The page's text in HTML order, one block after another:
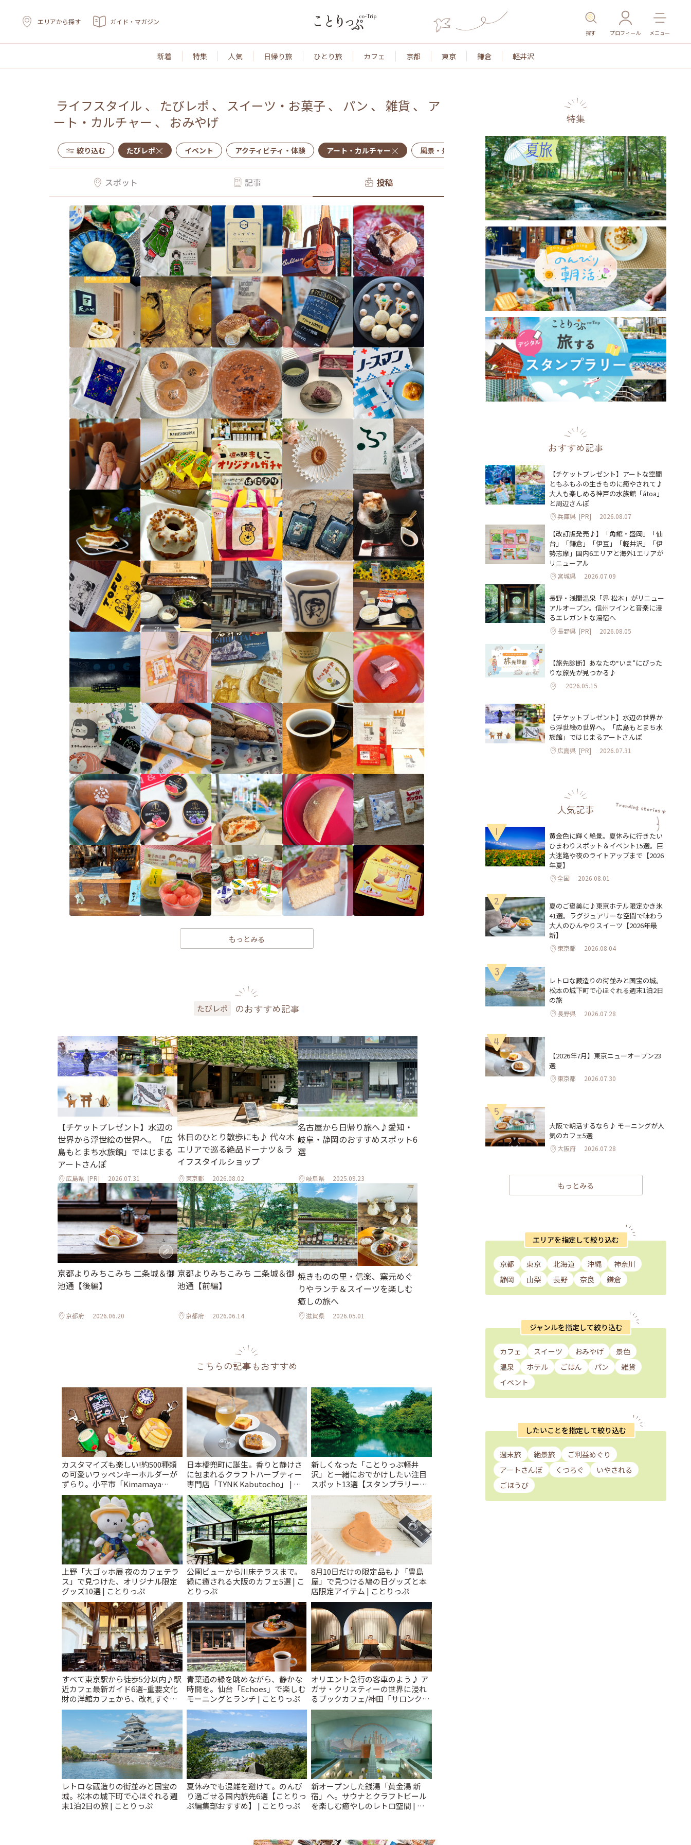
エリアから探す ガイド・マガジン
探す プロフィール メニュー
新着 特集 人気 日帰り旅 ひとり旅 カフェ 京都 東京 鎌倉 軽井沢
ライフスタイル 、 たびレポ 、 スイーツ・お菓子 、 パン 、 雑貨 、 ア
ート・カルチャー 、 おみやげ
絞り込む たびレポ イベント アクティビティ・体験 アート・カルチャー 風景・景色 名所・旧跡 温泉・スパ その他施設 ごはん
スポット 記事 投稿
もっとみる
たびレポ のおすすめ記事
【チケットプレゼント】水辺の
世界から浮世絵の世界へ。「広
島もとまち水族館」ではじまる
アートさんぽ
広島県 [PR] 2026.07.31
休日のひとり散歩にも♪ 代々木
エリアで巡る絶品ドーナツ＆ラ
イフスタイルショップ
東京都 2026.08.02
名古屋から日帰り旅へ♪愛知・
岐阜・静岡のおすすめスポット6
選
岐阜県 2025.09.23
京都よりみちこみち 二条城＆御
池通【後編】
京都府 2026.06.20
京都よりみちこみち 二条城＆御
池通【前編】
京都府 2026.06.14
焼きものの里・信楽、窯元めぐ
りやランチ＆スイーツを楽しむ
癒しの旅へ
滋賀県 2026.05.01
こちらの記事もおすすめ
カスタマイズも楽しい!約500種類
の可愛いワッペンキーホルダーが
ずらり。小平市「Kimamaya
T&K」 | ことりっぷ
日本橋兜町に誕生。香りと静けさ
に包まれるクラフトハーブティー
専門店「TYNK Kabutocho」 | こ
とりっぷ
新しくなった「ことりっぷ軽井
沢」と一緒におでかけしたい注目
スポット13選【スタンプラリー開
催中】 | ことりっぷ
上野「大ゴッホ展 夜のカフェテラ
ス」で見つけた、オリジナル限定
グッズ10選 | ことりっぷ
公園ビューから川床テラスまで。
緑に癒される大阪のカフェ5選 | こ
とりっぷ
8月10日だけの限定品も♪「豊島
屋」で見つける鳩の日グッズと本
店限定アイテム | ことりっぷ
すべて東京駅から徒歩5分以内♪駅
近カフェ最新ガイド6選~重要文化
財の洋館カフェから、改札すぐの
レトロ喫茶まで~ | ことりっぷ
青葉通の緑を眺めながら、静かな
時間を。仙台「Echoes」で楽しむ
モーニングとランチ | ことりっぷ
オリエント急行の客車のよう♪ ア
ガサ・クリスティーの世界に浸れ
るブックカフェ/神田「サロンクリ
スティ」 | ことりっぷ
レトロな蔵造りの街並みと国宝の
城。松本の城下町で心ほぐれる週
末1泊2日の旅 | ことりっぷ
夏休みでも混雑を避けて。のんび
り過ごせる国内旅先6選【ことりっ
ぷ編集部おすすめ】 | ことりっぷ
新オープンした銭湯「黄金湯 新
宿」へ。サウナとクラフトビール
を楽しむ癒やしのレトロ空間 | こ
特集
おすすめ記事
【チケットプレゼント】アートな空間
ともふもふの生きものに癒やされて♪
大人も楽しめる神戸の水族館「átoa」
と周辺さんぽ
兵庫県 [PR] 2026.08.07
【改訂版発売♪】「角館・盛岡」「仙
台」「鎌倉」「伊豆」「軽井沢」「伊
勢志摩」国内6エリアと海外1エリアが
リニューアル
宮城県 2026.07.09
長野・浅間温泉「界 松本」がリニュー
アルオープン。信州ワインと音楽に浸
るエレガントな湯宿へ
長野県 [PR] 2026.08.05
【旅先診断】あなたの“いま”にぴった
りな旅先が見つかる♪
2026.05.15
【チケットプレゼント】水辺の世界か
ら浮世絵の世界へ。「広島もとまち水
族館」ではじまるアートさんぽ
広島県 [PR] 2026.07.31
人気記事
1
黄金色に輝く絶景。夏休みに行きたい
ひまわりスポット＆イベント15選。巨
大迷路や夜のライトアップまで【2026
年夏】
全国 2026.08.01
2
夏のご褒美に♪東京ホテル限定かき氷
41選。ラグジュアリーな空間で味わう
大人のひんやりスイーツ【2026年最
新】
東京都 2026.08.04
3
レトロな蔵造りの街並みと国宝の城。
松本の城下町で心ほぐれる週末1泊2日
の旅
長野県 2026.07.28
4
【2026年7月】東京ニューオープン23
選
東京都 2026.07.30
5
大阪で朝活するなら♪ モーニングが人
気のカフェ5選
大阪府 2026.07.28
もっとみる
エリアを指定して絞り込む
京都 東京 北海道 沖縄
神奈川
静岡
山梨 長野 奈良 鎌倉
ジャンルを指定して絞り込む
カフェ スイーツ おみやげ
景色
温泉
ホテル ごはん パン
雑貨
イベント
したいことを指定して絞り込む
週末旅 絶景旅
ご利益めぐり
アートさんぽ
くつろぐ
いやされる
ごほうび